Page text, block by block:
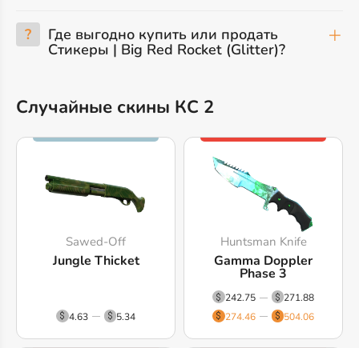
? Где выгодно купить или продать
Стикеры | Big Red Rocket (Glitter)?
Случайные скины КС 2
Sawed-Off
Jungle Thicket
4.63 5.34
Huntsman Knife
Gamma Doppler
Phase 3
242.75
271.88
274.46
504.06